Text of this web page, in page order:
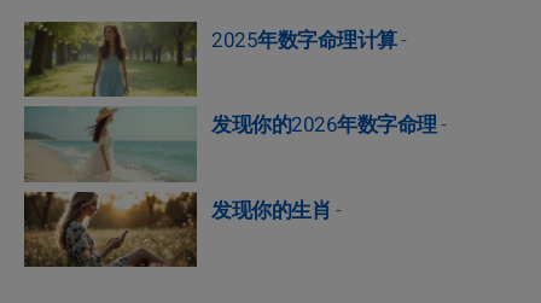
2025年数字命理计算-
发现你的2026年数字命理-
发现你的生肖 -